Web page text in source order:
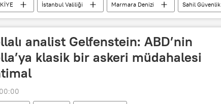
İstanbul Valiliği Marmara Denizi
Sahil Güvenlik
analist Gelfenstein: ABD’nin
klasik bir askeri müdahalesi